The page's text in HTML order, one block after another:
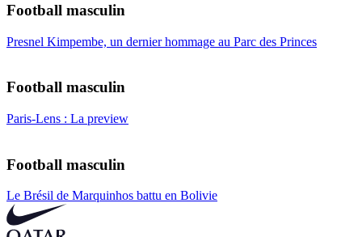
Football masculin
Presnel Kimpembe, un dernier hommage au Parc des Princes
Football masculin
Paris-Lens : La preview
Football masculin
Le Brésil de Marquinhos battu en Bolivie